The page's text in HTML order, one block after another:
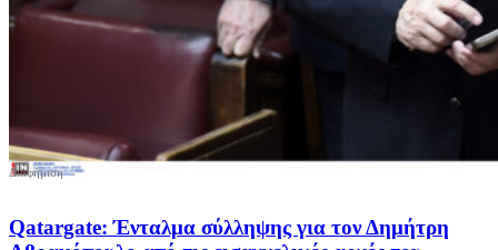
Qatargate: Ένταλμα σύλληψης για τον Δημήτρη